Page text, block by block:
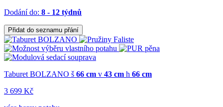
Dodání do: 8 - 12 týdnů
Přidat do seznamu přání
Taburet BOLZANO š 66 cm v 43 cm h 66 cm
3 699 Kč